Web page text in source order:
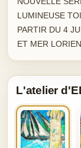
LUMINEUSE
PARTIR DU 4
ET MER
L'atelier